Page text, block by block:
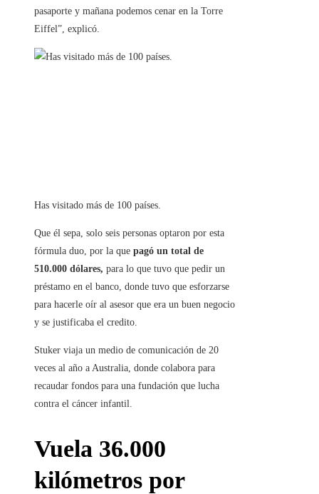
pasaporte y mañana podemos cenar en la Torre
Eiffel”, explicó.
Has visitado más de 100 países.
Que él sepa, solo seis personas optaron por esta
fórmula duo, por la que pagó un total de
510.000 dólares, para lo que tuvo que pedir un
préstamo en el banco, donde tuvo que esforzarse
para hacerle oír al asesor que era un buen negocio
y se justificaba el credito.
Stuker viaja un medio de comunicación de 20
veces al año a Australia, donde colabora para
recaudar fondos para una fundación que lucha
contra el cáncer infantil.
Vuela 36.000
kilómetros por